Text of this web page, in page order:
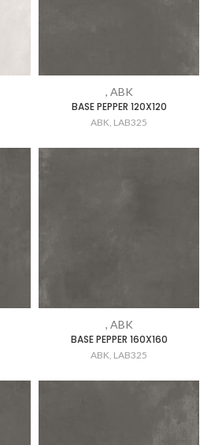
, ABK
BASE PEPPER 120X120
ABK, LAB325
, ABK
BASE PEPPER 160X160
ABK, LAB325